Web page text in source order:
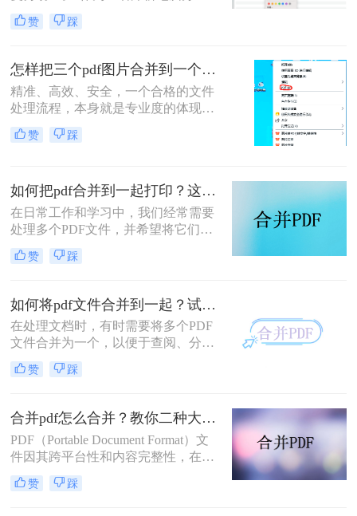
软件测评多年的博主，我深知PDF文
件处理是每个职场人和内容创作者的
琐、安全隐患——这些痛点几乎每天
都在消耗我们的时间和耐心。
赞 踩
怎样把三个pdf图片合并到一个文件？三招搞定，职场效率飙升秘籍！
精准、高效、安全，一个合格的文件
处理流程，本身就是专业度的体现。
在信息爆炸的职场，我们每天都要与
海量文档打交道。你是否也经常遇到
PDF，或是三份散乱的报告图表
PDF，急需你整理成一个规整的文件
进行提交或归档？
赞 踩
如何把pdf合并到一起打印？这4种合并方法了解一下！
在日常工作和学习中，我们经常需要
处理多个PDF文件，并希望将它们合
并成一个文件进行打印，以便于管理
和节省纸张。那么如何把pdf合并到一
合并PDF文件并打印，每种方法都附
有简介。
赞 踩
如何将pdf文件合并到一起？试试这二个合并方法！
在处理文档时，有时需要将多个PDF
文件合并为一个，以便于查阅、分享
或存储。那么如何将pdf文件合并到一
起呢？本文将介绍两种合并PDF文件
赞 踩
合并pdf怎么合并？教你二种大家都在用的合并方法！
PDF（Portable Document Format）文
件因其跨平台性和内容完整性，在日
常办公和学习中得到了广泛应用。有
时，我们需要将多个PDF文件合并为
赞 踩